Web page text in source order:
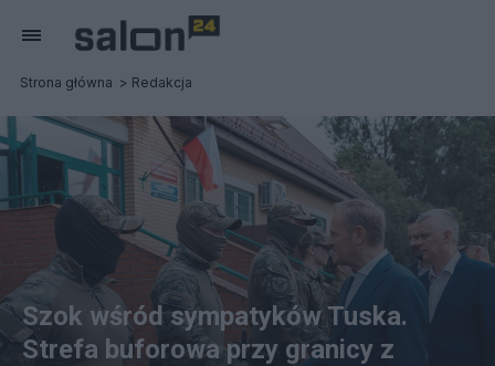
Strona główna Redakcja
Szok wśród sympatyków Tuska.
Strefa buforowa przy granicy z